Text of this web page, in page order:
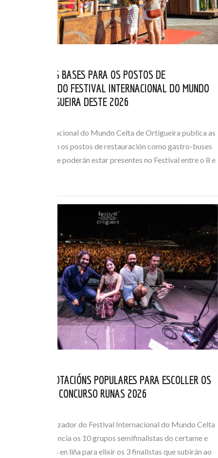
PUBLICADAS AS BASES PARA OS POSTOS DE
RESTAURACIÓN DO FESTIVAL INTERNACIONAL DO MUNDO
CELTA DE ORTIGUEIRA DESTE 2026
O Festival Internacional do Mundo Celta de Ortigueira publica as
bases que regulan os postos de restauración como gastro-buses
ou foodtrucks que poderán estar presentes no Festival entre o 8 e
ABERTAS AS VOTACIÓNS POPULARES PARA ESCOLLER OS
FINALISTAS DO CONCURSO RUNAS 2026
O Comité Organizador do Festival Internacional do Mundo Celta
de Ortigueira anuncia os 10 grupos semifinalistas do certame e
abre as votacións en liña para elixir os 3 finalistas que subirán ao